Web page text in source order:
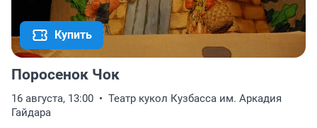
Купить
Поросенок Чок
16 августа, 13:00
Театр кукол Кузбасса им. Аркадия
Гайдара